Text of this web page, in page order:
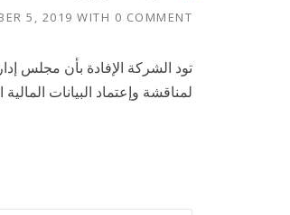
5, 2019 WITH 0 COMMENT
لمناقشة وإعتماد البيانات المالية